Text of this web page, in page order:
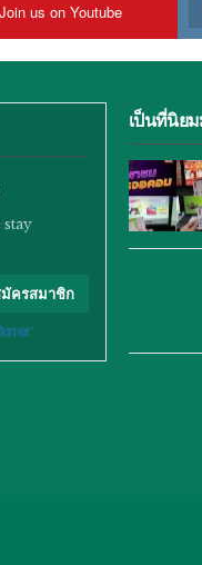
Join us on Youtube
stay
ครสมาชิก
เป็นที่นิย